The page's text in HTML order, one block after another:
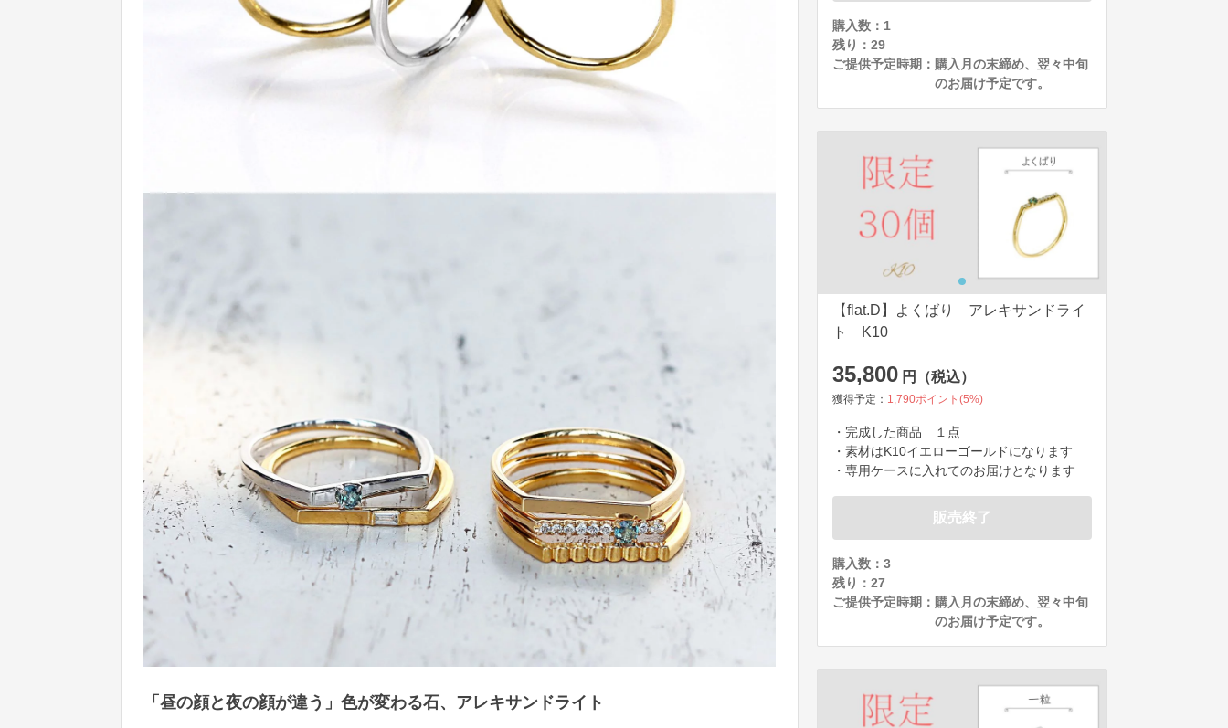
「昼の顔と夜の顔が違う」色が変わる石、アレキサンドライト
購入数：1
残り： 29
ご提供予定時期： 購入月の末締め、翌々中旬
のお届け予定です。
【flat.D】よくばり アレキサンドライ
ト K10
35,800 円（税込）
獲得予定： 1,790ポイント(5%)
・完成した商品　１点
・素材はK10イエローゴールドになります
・専用ケースに入れてのお届けとなります
販売終了
購入数：3
残り： 27
ご提供予定時期： 購入月の末締め、翌々中旬
のお届け予定です。